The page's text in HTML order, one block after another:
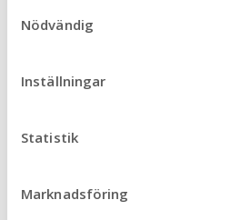
Nödvändig
Inställningar
Statistik
Marknadsföring
Ämne
Allmän
Biblioteken